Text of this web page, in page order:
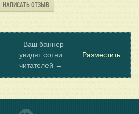
НАПИСАТЬ ОТЗЫВ
Ваш баннер
увидят сотни
читателей →
Разместить